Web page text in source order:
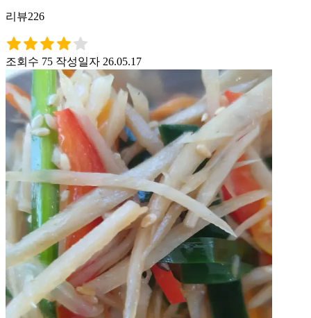
리뷰226
조회수 75 작성일자 26.05.17